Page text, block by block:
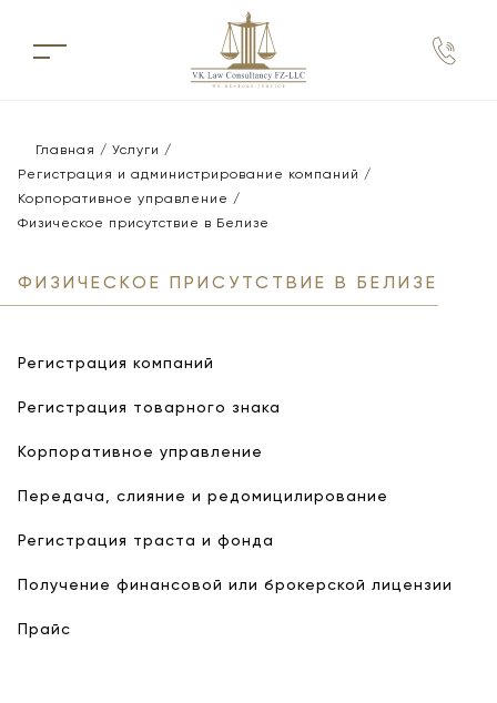
ФИЗИЧЕСКОЕ ПРИСУТСТВИЕ В БЕЛИЗЕ
Регистрация компаний
Регистрация товарного знака
Корпоративное управление
Передача, слияние и редомицилирование
Регистрация траста и фонда
Получение финансовой или брокерской лицензии
Прайс
Главная
Услуги
Регистрация и администрирование компаний
Корпоративное управление
Физическое присутствие в Белизе